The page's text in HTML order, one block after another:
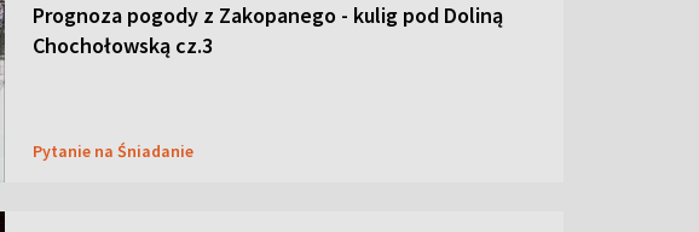
Prognoza pogody z Zakopanego - kulig pod Doliną
Chochołowską cz.3
Pytanie na Śniadanie